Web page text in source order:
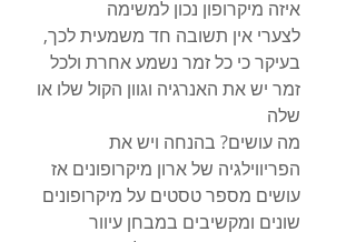
איזה מיקרופון נכון למשימה
לצערי אין תשובה חד משמעית לכך,
בעיקר כי כל זמר נשמע אחרת ולכל
זמר יש את האנרגיה וגוון הקול שלו או
שלה
מה עושים? בהנחה ויש את
הפריווילגיה של ארון מיקרופונים אז
עושים מספר טסטים על מיקרופונים
שונים ומקשיבים במבחן עיוור